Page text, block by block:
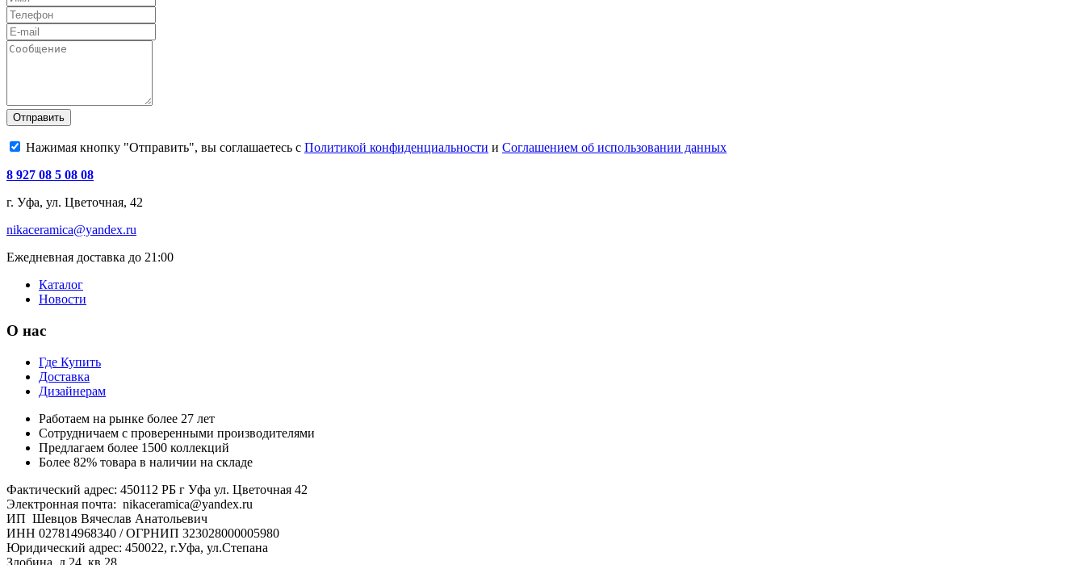
Отправить
Нажимая кнопку "Отправить", вы соглашаетесь с Политикой конфиденциальности и Соглашением об использовании данных
8 927 08 5 08 08
г. Уфа, ул. Цветочная, 42
nikaceramica@yandex.ru
Ежедневная доставка до 21:00
Каталог
Новости
О нас
Где Купить
Доставка
Дизайнерам
Работаем на рынке более 27 лет
Сотрудничаем с проверенными производителями
Предлагаем более 1500 коллекций
Более 82% товара в наличии на складе
Фактический адрес: 450112 РБ г Уфа ул. Цветочная 42
Электронная почта: nikaceramica@yandex.ru
ИП Шевцов Вячеслав Анатольевич
ИНН 027814968340 / ОГРНИП 323028000005980
Юридический адрес: 450022, г.Уфа, ул.Степана
Злобина, д.24, кв.28.